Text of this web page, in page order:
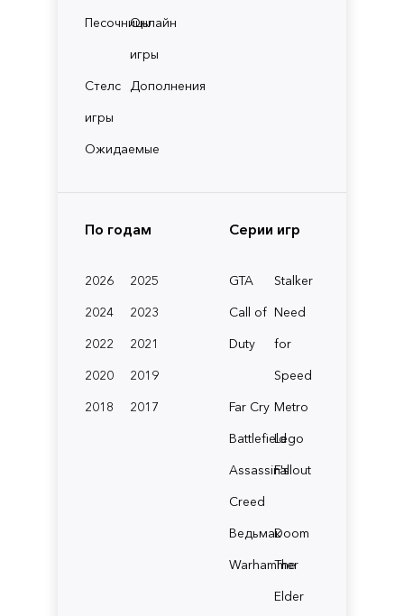
ПесочницыОнлайн
игры
Стелс
игры
Дополнения
Ожидаемые
По годам
2026
2025
2024
2023
2022
2021
2020
2019
2018
2017
Серии игр
GTA
Stalker
Call of
Duty
Need
for
Speed
Far Cry Metro
BattlefieldLego
Assassin's
Creed
Fallout
ВедьмакDoom
Warhammer
The
Elder